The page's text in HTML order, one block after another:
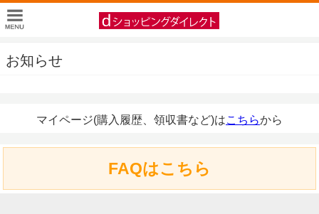
お知らせ
マイページ(購入履歴、領収書など)はこちらから
FAQはこちら